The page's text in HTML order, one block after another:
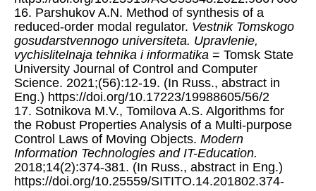
16. Parshukov A.N. Method of synthesis of a
reduced-order modal regulator. Vestnik Tomskogo
gosudarstvennogo universiteta. Upravlenie,
vychislitelnaja tehnika i informatika = Tomsk State
University Journal of Control and Computer
Science. 2021;(56):12-19. (In Russ., abstract in
Eng.) https://doi.org/10.17223/19988605/56/2
17. Sotnikova M.V., Tomilova A.S. Algorithms for
the Robust Properties Analysis of a Multi-purpose
Control Laws of Moving Objects. Modern
Information Technologies and IT-Education.
2018;14(2):374-381. (In Russ., abstract in Eng.)
https://doi.org/10.25559/SITITO.14.201802.374-